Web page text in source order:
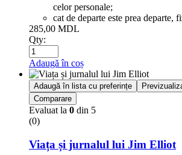
celor personale;
cat de departe este prea departe,
285,00 MDL
Qty:
Adaugă în coș
Adaugă în lista cu preferințe
Comparare
Evaluat la 0 din 5
(0)
Viața și jurnalul lui Jim Elliot